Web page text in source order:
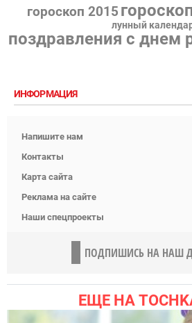
гороскоп 2015
лунный
поздравления с днем
ИНФОРМАЦИЯ
Напишите нам
Контакты
Карта сайта
Реклама на сайте
Наши спецпроекты
ПОДПИШИСЬ НА НАШ
ЕЩЕ НА